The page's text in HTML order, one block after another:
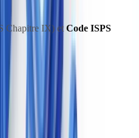
Chapitre IX) et Code ISPS
récapitulatif pour